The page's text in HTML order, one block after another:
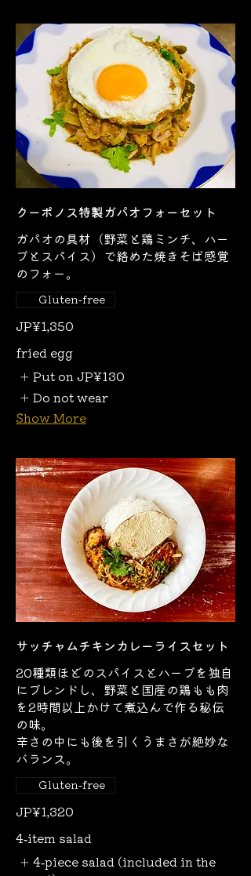
クーポノス特製ガパオフォーセット
ガパオの具材（野菜と鶏ミンチ、ハー
ブとスパイス）で絡めた焼きそば感覚
のフォー。
JP¥1,350
Gluten-free
fried egg
Put on JP¥130
Do not wear
Show More
サッチャムチキンカレーライスセット
20種類ほどのスパイスとハーブを独自
にブレンドし、野菜と国産の鶏もも肉
を2時間以上かけて煮込んで作る秘伝
の味。
辛さの中にも後を引くうまさが絶妙な
バランス。
JP¥1,320
Gluten-free
4-item salad
4-piece salad (included in the